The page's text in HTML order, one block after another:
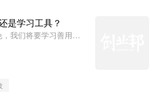
是学习工具？
我们将要学习善用机